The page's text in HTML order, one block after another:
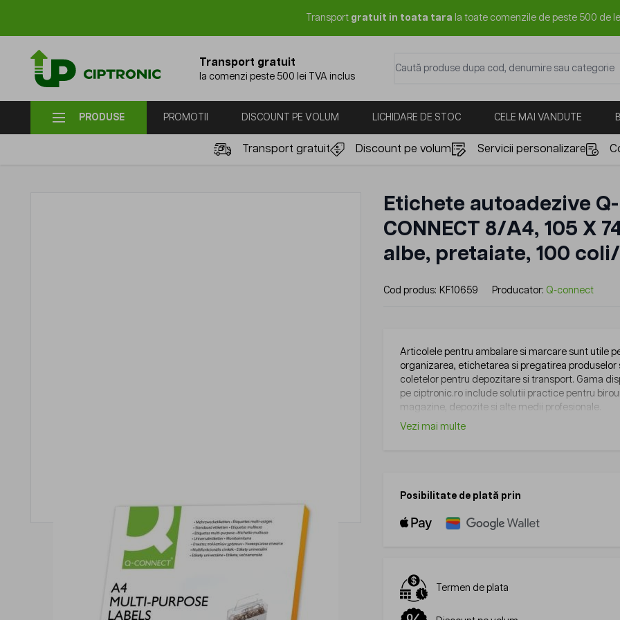
Transport gratuit in toata tara la toate comenzile de peste 500 de
Transport gratuit
la comenzi peste 500 lei TVA inclus
PRODUSE PROMOTII DISCOUNT PE VOLUM LICHIDARE DE STOC CELE MAI VANDUTE
Transport gratuit Discount pe volum Servicii personalizare
Etichete autoadezive Q-
CONNECT 8/A4, 105 X
albe, pretaiate, 100
Cod produs: KF10659 Producator: Q-connect
Articolele pentru ambalare si marcare sunt utile
organizarea, etichetarea si pregatirea produselor
coletelor pentru depozitare si transport. Gama
pe ciptronic.ro include solutii practice pentru
magazine, depozite si alte medii profesionale.
Vezi mai multe
Posibilitate de plată prin
Termen de plata